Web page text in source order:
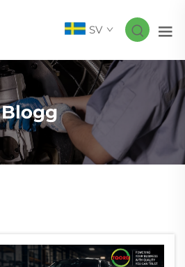
SV
Blogg